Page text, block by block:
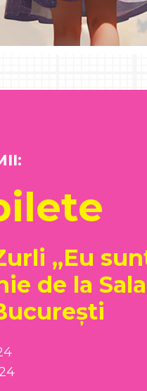
„Eu
de la Sala